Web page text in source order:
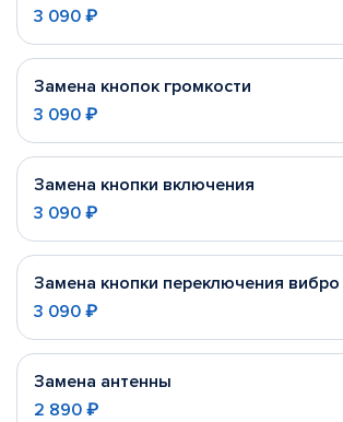
3 090 ₽
Замена кнопок громкости
3 090 ₽
Замена кнопки включения
3 090 ₽
Замена кнопки переключения вибро
3 090 ₽
Замена антенны
2 890 ₽